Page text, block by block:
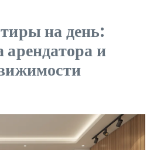
на день:
арендатора и